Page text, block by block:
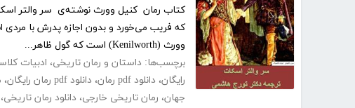
کتاب رمان کنیل وورث نوشته‌ی سر والتر
که فریب می‌خورد و بدون اجازه پدرش با
وورث (Kenilworth) است که گول ظاهر...
برچسب‌ها: داستان و رمان تاریخی، ادبیات
رایگان، دانلود pdf رمان ، دانلود pdf رمان رایگان ،
جهان، رمان تاریخی خارجی، دانلود رمان تاریخی،